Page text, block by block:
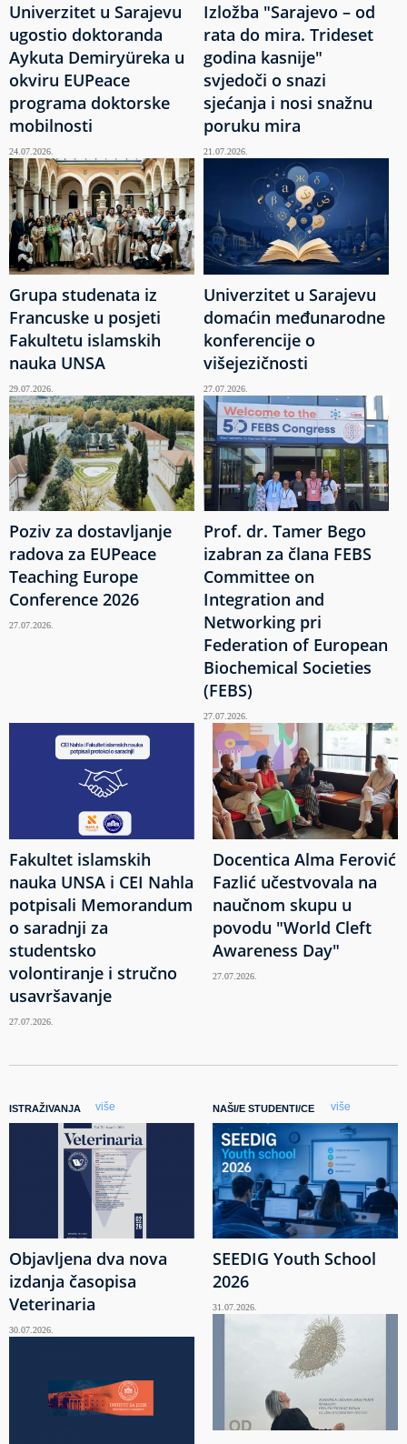
Univerzitet u Sarajevu
ugostio doktoranda
Aykuta Demiryüreka u
okviru EUPeace
programa doktorske
mobilnosti
24.07.2026.
Izložba "Sarajevo – od
rata do mira. Trideset
godina kasnije"
svjedoči o snazi
sjećanja i nosi snažnu
poruku mira
21.07.2026.
Grupa studenata iz
Francuske u posjeti
Fakultetu islamskih
nauka UNSA
29.07.2026.
Univerzitet u Sarajevu
domaćin međunarodne
konferencije o
višejezičnosti
27.07.2026.
Poziv za dostavljanje
radova za EUPeace
Teaching Europe
Conference 2026
27.07.2026.
Prof. dr. Tamer Bego
izabran za člana FEBS
Committee on
Integration and
Networking pri
Federation of European
Biochemical Societies
(FEBS)
27.07.2026.
Fakultet islamskih
nauka UNSA i CEI Nahla
potpisali Memorandum
o saradnji za
studentsko
volontiranje i stručno
usavršavanje
27.07.2026.
Docentica Alma Ferović
Fazlić učestvovala na
naučnom skupu u
povodu "World Cleft
Awareness Day"
27.07.2026.
ISTRAŽIVANJA više
Objavljena dva nova
izdanja časopisa
Veterinaria
30.07.2026.
NAŠI/E STUDENTI/CE više
SEEDIG Youth School
2026
31.07.2026.